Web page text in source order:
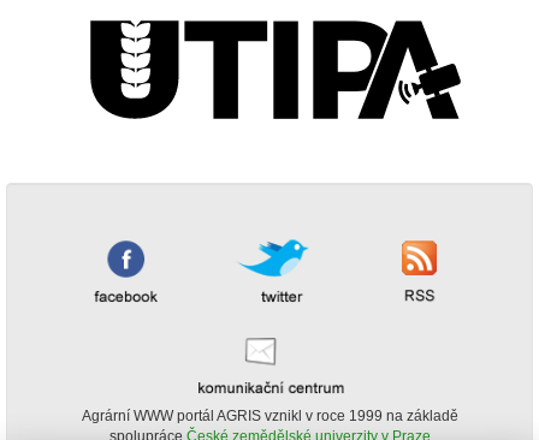
Agrární WWW portál AGRIS vznikl v roce 1999 na základě
spolupráce České zemědělské univerzity v Praze